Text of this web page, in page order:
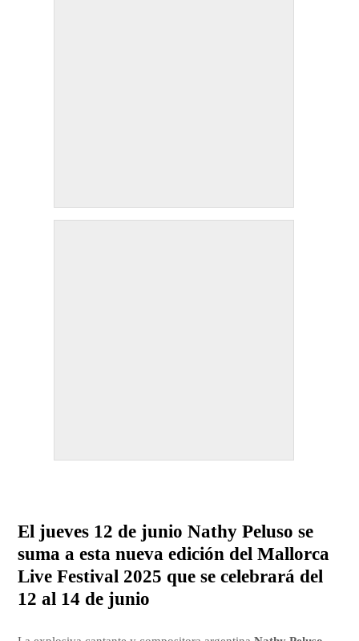
El jueves 12 de junio Nathy Peluso se
suma a esta nueva edición del Mallorca
Live Festival 2025 que se celebrará del
12 al 14 de junio